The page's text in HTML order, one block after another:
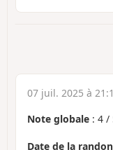
07 juil. 2025 à
Note globale : 4 /
Date de la